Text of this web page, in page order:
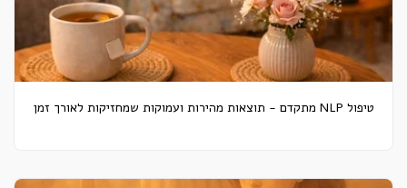
טיפול NLP מתקדם - תוצאות מהירות ועמוקות שמחזיקות לאורך זמן